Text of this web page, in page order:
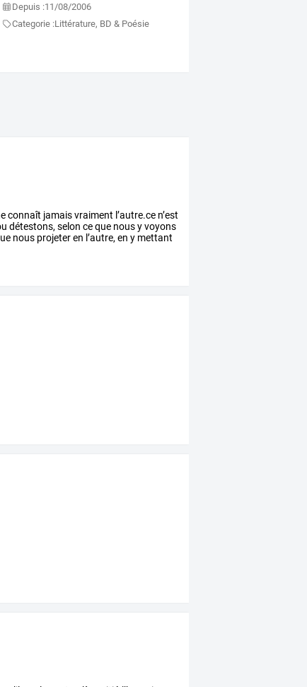
Depuis :11/08/2006
Categorie :Littérature, BD & Poésie
connaît jamaisvraiment l’autre.ce n’est
détestons,selon ceque nousyvoyons
nous projeteren l’autre,en y mettant